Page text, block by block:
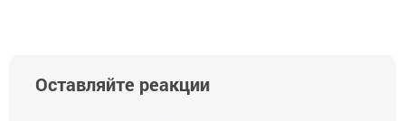
Оставляйте реакции